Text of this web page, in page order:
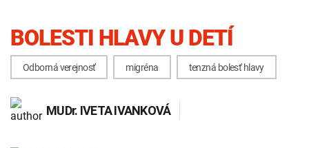
Genetika Covid-19 Žiadanky a tlačivá
BOLESTI HLAVY U DETÍ
Odborná verejnosť migréna tenzná bolesť hlavy
MUDr. IVETA IVANKOVÁ